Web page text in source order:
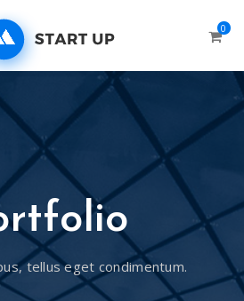
0
tellus eget condimentum.